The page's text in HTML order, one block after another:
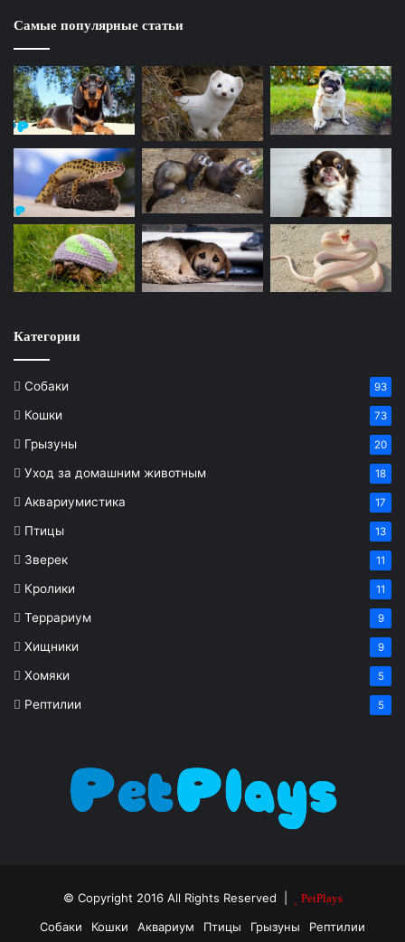
Самые популярные статьи
Категории
Собаки 93
Кошки 73
Грызуны 20
Уход за домашним животным 18
Аквариумистика 17
Птицы 13
Зверек 11
Кролики 11
Террариум 9
Хищники 9
Хомяки 5
Рептилии 5
© Copyright 2016 All Rights Reserved | PetPlays
Собаки Кошки Аквариум Птицы Грызуны Рептилии